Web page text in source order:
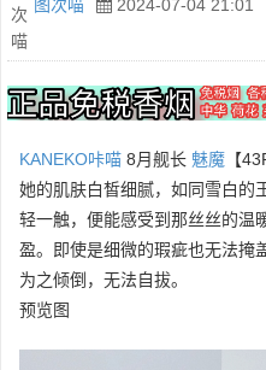
图次喵 2024-07-04 21:01
KANEKO咔喵 8月舰长 魅魔 【
她的肌肤白皙细腻，如同雪白的
轻一触，便能感受到那丝丝的温
盈。即使是细微的瑕疵也无法掩
为之倾倒，无法自拔。
预览图